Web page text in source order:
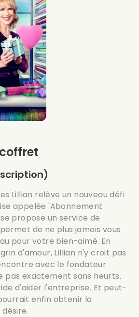
Lillian relève un nouveau défi
appelée 'Abonnement
propose un service de
de ne plus jamais vous
pour votre bien-aimé. En
d'amour, Lillian n'y croit pas
avec le fondateur
pas exactement sans heurts.
d'aider l'entreprise. Et peut-
enfin obtenir la